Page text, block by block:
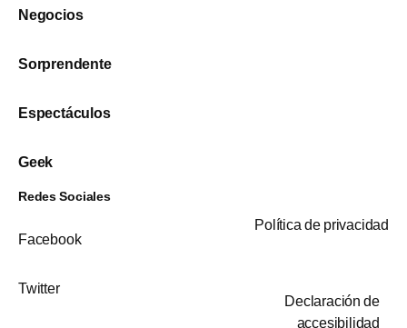
Negocios
Sorprendente
Espectáculos
Geek
Redes Sociales
Facebook
Twitter
Política de privacidad
Declaración de
accesibilidad